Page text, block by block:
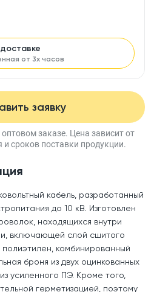
заявку
заказе. Цена зависит от
и сроков поставки продукции.
от 3х часов
кабель, разработанный
до 10 кВ. Изготовлен
находящихся внутри
включающей слой сшитого
комбинированный
броня из двух оцинкованных
усиленного ПЭ. Кроме того,
герметизацией, поэтому